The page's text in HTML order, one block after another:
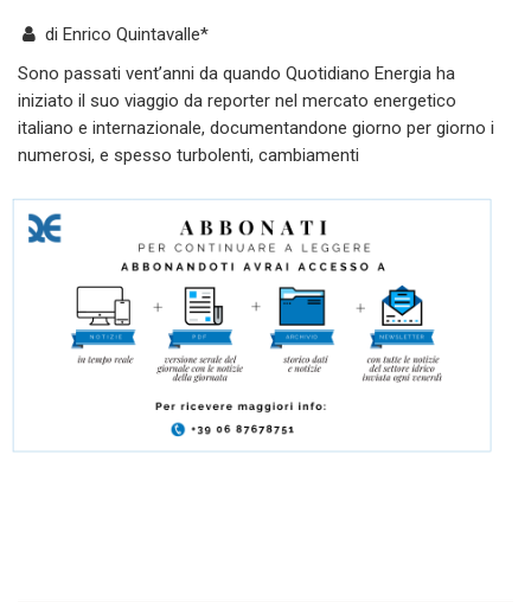
di Enrico Quintavalle*
Sono passati vent’anni da quando Quotidiano Energia ha
iniziato il suo viaggio da reporter nel mercato energetico
italiano e internazionale, documentandone giorno per giorno i
numerosi, e spesso turbolenti, cambiamenti